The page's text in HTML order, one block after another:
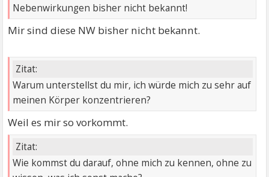
Nebenwirkungen bisher nicht bekannt!
Mir sind diese NW bisher nicht bekannt.
Zitat:
Warum unterstellst du mir, ich würde mich zu sehr auf
meinen Körper konzentrieren?
Weil es mir so vorkommt.
Zitat:
Wie kommst du darauf, ohne mich zu kennen, ohne zu